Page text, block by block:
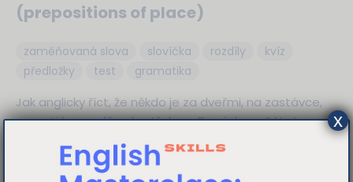
(prepositions of place)
zaměňovaná slova slovíčka rozdíly
kvíz
předložky
test gramatika
Jak anglicky říct, že někdo je za dveřmi, na zastávce,
naproti hospodě nebo třeba u Broni doma? Na to se
podíváme v dnešním kvízu!
x